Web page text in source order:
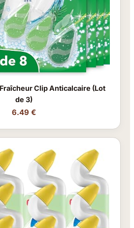
Clip Anticalcaire (Lot
de 3)
6.49 €